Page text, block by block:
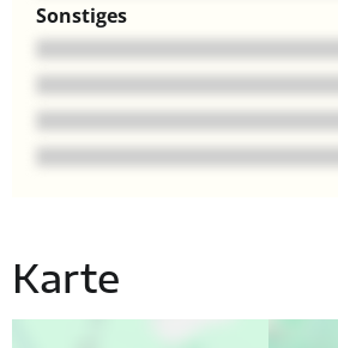
Sonstiges
Karte